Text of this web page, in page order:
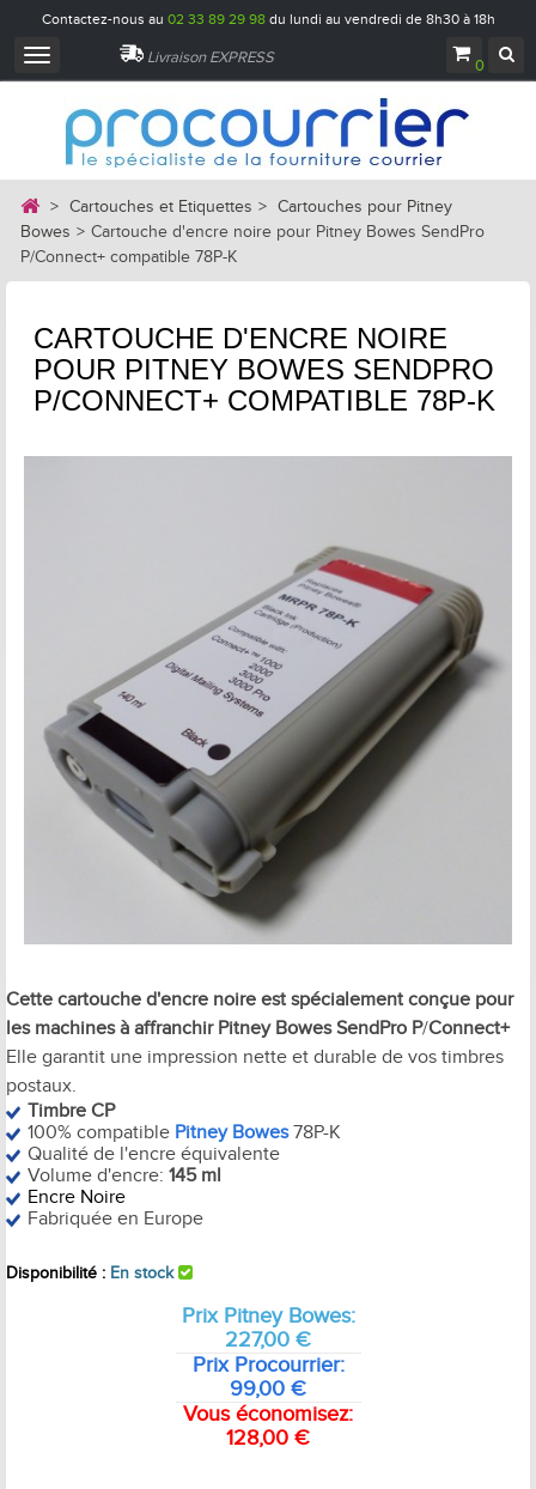
Contactez-nous au 02 33 89 29 98 du lundi au vendredi de 8h30 à 18h
Livraison EXPRESS 0
Navigation
bascule
> Cartouches et Etiquettes > Cartouches pour Pitney
Bowes > Cartouche d'encre noire pour Pitney Bowes SendPro
P/Connect+ compatible 78P-K
CARTOUCHE D'ENCRE NOIRE
POUR PITNEY BOWES SENDPRO
P/CONNECT+ COMPATIBLE 78P-K
Cette cartouche d'encre noire est spécialement conçue pour
les machines à affranchir Pitney Bowes SendPro P/Connect+
Elle garantit une impression nette et durable de vos timbres
postaux.
Timbre CP
100% compatible Pitney Bowes78P-K
Qualité de l'encre équivalente
Volume d'encre: 145 ml
Encre Noire
Fabriquée en Europe
Disponibilité : En stock
Prix Pitney Bowes:
227,00 €
Prix Procourrier:
99,00 €
Vous économisez:
128,00 €